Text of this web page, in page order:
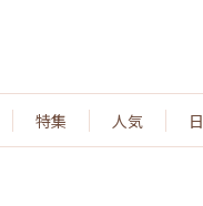
特集 人気